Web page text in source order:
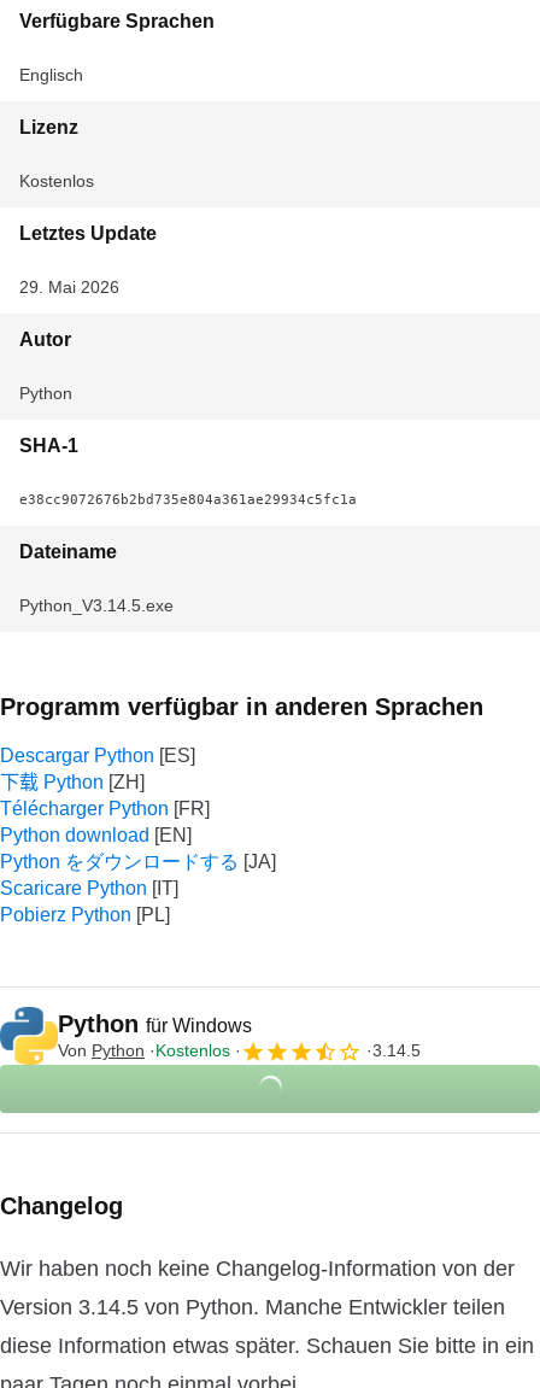
Verfügbare Sprachen
Englisch
Lizenz
Kostenlos
Letztes Update
29. Mai 2026
Autor
Python
SHA-1
e38cc9072676b2bd735e804a361ae29934c5fc1a
Dateiname
Python_V3.14.5.exe
Programm verfügbar in anderen Sprachen
Descargar Python
下载 Python
Télécharger Python
Python download
Python をダウンロードする
Scaricare Python
Pobierz Python
Python für Windows
Von Python Kostenlos 3.14.5
Changelog
Wir haben noch keine Changelog-Information von der
Version 3.14.5 von Python. Manche Entwickler teilen
diese Information etwas später. Schauen Sie bitte in ein